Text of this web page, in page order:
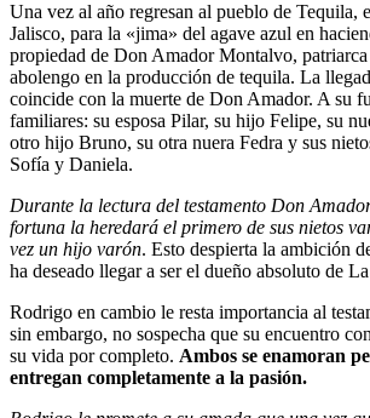
Una vez al año regresan al pueblo de Tequila,
Jalisco, para la «jima» del agave azul en
propiedad de Don Amador Montalvo,
abolengo en la producción de tequila. La
coincide con la muerte de Don Amador. A su
familiares: su esposa Pilar, su hijo Felipe, su
otro hijo Bruno, su otra nuera Fedra y sus
Sofía y Daniela.
Durante la lectura del testamento Don
fortuna la heredará el primero de sus nietos
vez un hijo varón. Esto despierta la ambición
ha deseado llegar a ser el dueño absoluto de
Rodrigo en cambio le resta importancia al
sin embargo, no sospecha que su encuentro
su vida por completo. Ambos se enamoran
entregan completamente a la pasión.